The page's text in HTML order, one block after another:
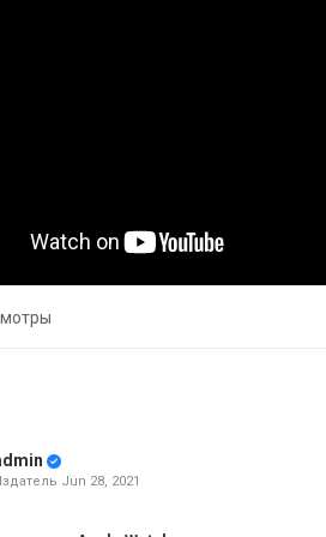
Jun 28, 2021